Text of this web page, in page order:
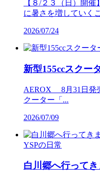
【８/２３（日）開
に暑さを増していく
2026/07/24
新型155ccスクー
AEROX 8月31日発
クーター「...
2026/07/09
YSPの日常
白川郷へ行って